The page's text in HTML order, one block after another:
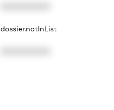
dossier.notInList